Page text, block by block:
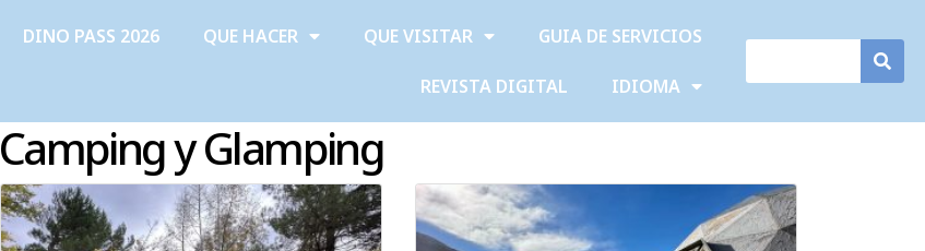
DINO PASS 2026 QUE HACER QUE VISITAR GUIA DE SERVICIOS
REVISTA DIGITAL IDIOMA
Camping y Glamping